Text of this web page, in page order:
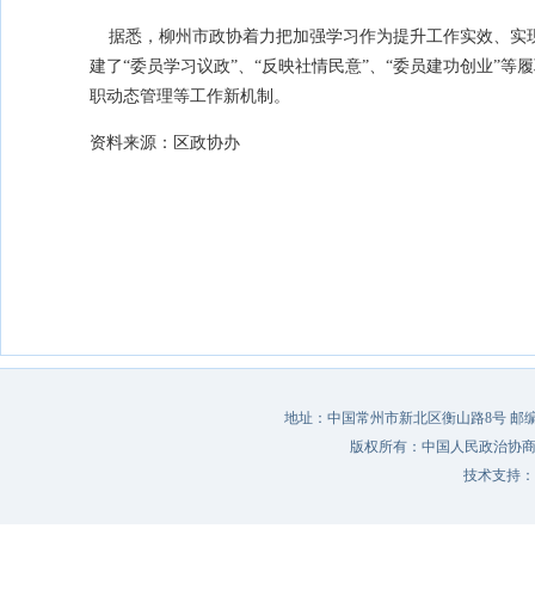
据悉，柳州市政协着力把加强学习作为提升工作实效、实
建了“委员学习议政”、“反映社情民意”、“委员建功创业”
职动态管理等工作新机制。
资料来源：区政协办
地址：中国常州市新北区衡山路8号 邮
版权所有：中国人民政治协
技术支持：